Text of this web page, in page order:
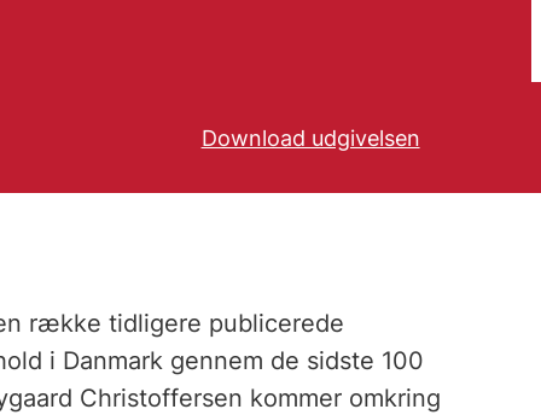
Download udgivelsen
række tidligere publicerede
i Danmark gennem de sidste 100
Christoffersen kommer omkring